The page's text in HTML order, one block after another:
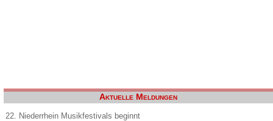
Aktuelle Meldungen
22. Niederrhein Musikfestivals beginnt